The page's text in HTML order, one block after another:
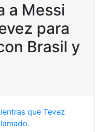
a Messi
para
Brasil y